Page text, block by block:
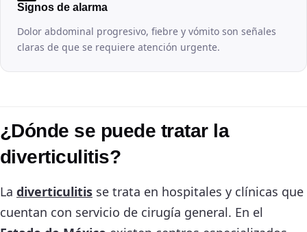
Signos de alarma
Dolor abdominal progresivo, fiebre y vómito son señales
claras de que se requiere atención urgente.
¿Dónde se puede tratar la
diverticulitis?
La diverticulitis se trata en hospitales y clínicas que
cuentan con servicio de cirugía general. En el